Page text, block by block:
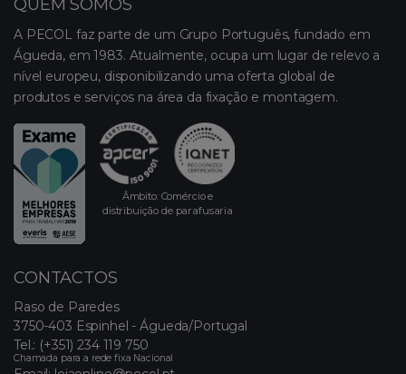
QUEM SOMOS
A PECOL faz parte de um Grupo Português, fundado em
Águeda, em 1983. Atualmente, ocupa um lugar de relevo a
nível europeu, disponibilizando uma oferta global de
produtos e serviços na área da fixação e montagem.
Âmbito: Comércio e
distribuição de parafusaria
CONTACTOS
Raso de Paredes
3750-403 Espinhel - Águeda/Portugal
Tel.: (+351) 234 119 750
Chamada para a rede fixa Nacional